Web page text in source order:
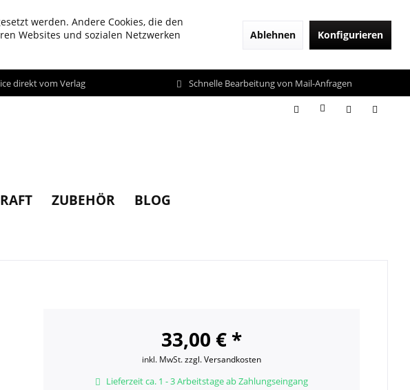
werden. Andere Cookies, die den
Websites und sozialen Netzwerken
Ablehnen Konfigurieren
direkt vom Verlag Schnelle Bearbeitung von Mail-Anfragen
ZUBEHÖR BLOG
33,00 € *
inkl. MwSt.zzgl. Versandkosten
Lieferzeit ca. 1 - 3 Arbeitstage ab Zahlungseingang